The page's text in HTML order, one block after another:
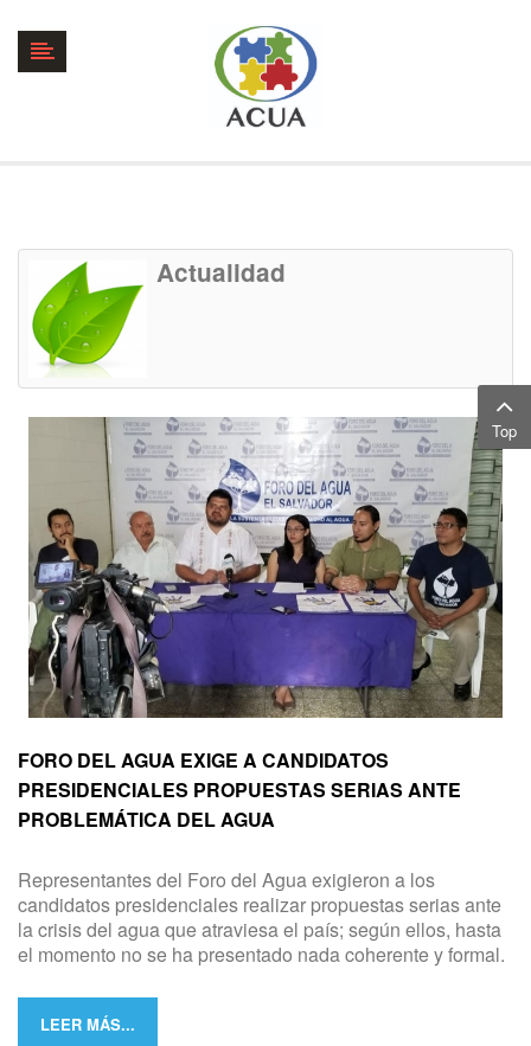
Actualidad
FORO DEL AGUA EXIGE A CANDIDATOS
PRESIDENCIALES PROPUESTAS SERIAS ANTE
PROBLEMÁTICA DEL AGUA
Representantes del Foro del Agua exigieron a los
candidatos presidenciales realizar propuestas serias ante
la crisis del agua que atraviesa el país; según ellos, hasta
el momento no se ha presentado nada coherente y formal.
LEER MÁS...
Top